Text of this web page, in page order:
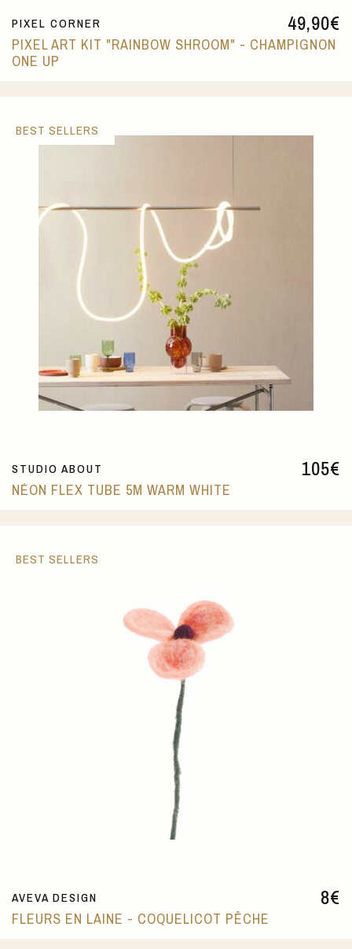
49,90€
PIXEL CORNER
PIXEL ART KIT "RAINBOW SHROOM" - CHAMPIGNON
ONE UP
105€
STUDIO ABOUT
NÉON FLEX TUBE 5M WARM WHITE
BEST SELLERS
8€
AVEVA DESIGN
FLEURS EN LAINE - COQUELICOT PÊCHE
BEST SELLERS